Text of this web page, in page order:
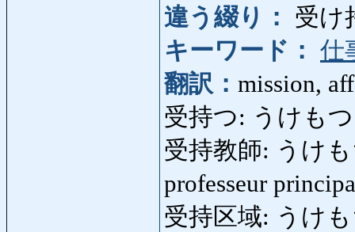
違う綴り：
受け
キーワード： 仕
翻訳： mission,
受持つ: うけもつ:
受持教師: うけも
professeur
受持区域: うけも